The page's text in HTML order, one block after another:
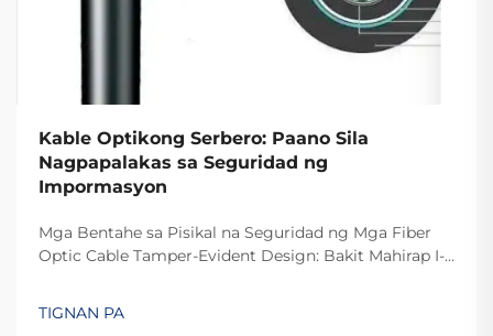
Kable Optikong Serbero: Paano Sila
Nagpapalakas sa Seguridad ng
Impormasyon
Mga Bentahe sa Pisikal na Seguridad ng Mga Fiber
Optic Cable Tamper-Evident Design: Bakit Mahirap I-
nagpapadala sila ng data sa pamamagitan ng
TIGNAN PA